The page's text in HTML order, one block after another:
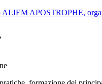
APOSTROPHE,